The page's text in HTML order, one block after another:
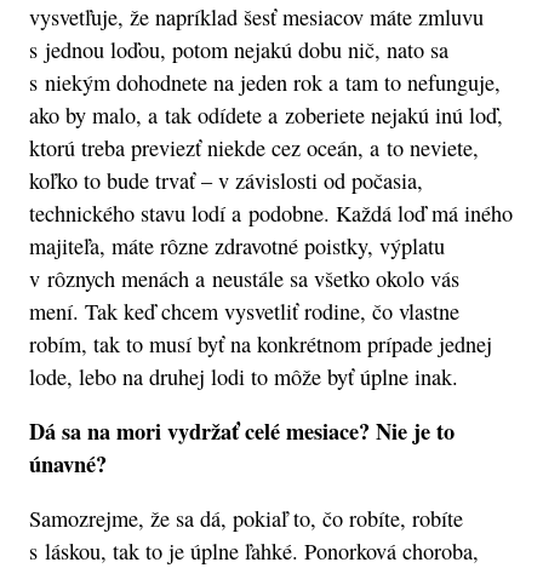
vysvetľuje, že napríklad šesť mesiacov máte zmluvu
s jednou loďou, potom nejakú dobu nič, nato sa
s niekým dohodnete na jeden rok a tam to nefunguje,
ako by malo, a tak odídete a zoberiete nejakú inú loď,
ktorú treba previezť niekde cez oceán, a to neviete,
koľko to bude trvať – v závislosti od počasia,
technického stavu lodí a podobne. Každá loď má iného
majiteľa, máte rôzne zdravotné poistky, výplatu
v rôznych menách a neustále sa všetko okolo vás
mení. Tak keď chcem vysvetliť rodine, čo vlastne
robím, tak to musí byť na konkrétnom prípade jednej
lode, lebo na druhej lodi to môže byť úplne inak.
Dá sa na mori vydržať celé mesiace? Nie je to
únavné?
Samozrejme, že sa dá, pokiaľ to, čo robíte, robíte
s láskou, tak to je úplne ľahké. Ponorková choroba,